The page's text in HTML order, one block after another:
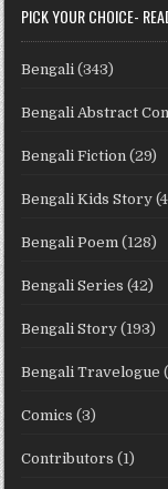
PICK YOUR CHOICE-
Bengali (343)
Bengali Abstract
Bengali Fiction (29)
Bengali Kids Story
Bengali Poem (128)
Bengali Series (42)
Bengali Story (193)
Bengali Travelogue
Comics (3)
Contributors (1)